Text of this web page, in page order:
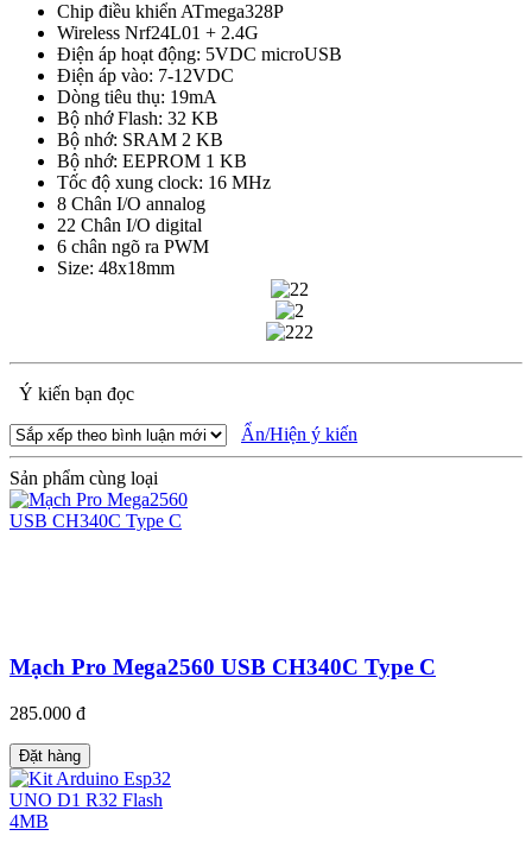
Chip điều khiển ATmega328P
Wireless Nrf24L01 + 2.4G
Điện áp hoạt động: 5VDC microUSB
Điện áp vào: 7-12VDC
Dòng tiêu thụ: 19mA
Bộ nhớ Flash: 32 KB
Bộ nhớ: SRAM 2 KB
Bộ nhớ: EEPROM 1 KB
Tốc độ xung clock: 16 MHz
8 Chân I/O annalog
22 Chân I/O digital
6 chân ngõ ra PWM
Size: 48x18mm
Ý kiến bạn đọc
Ẩn/Hiện ý kiến
Sản phẩm cùng loại
Mạch Pro Mega2560 USB CH340C Type C
285.000 đ
Đặt hàng